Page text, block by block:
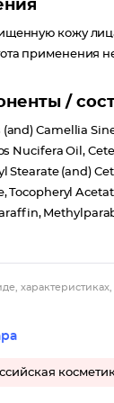
кожу
применения
/
Camellia
Nucifera Oil,
Stearate (and)
Tocopheryl
характеристиках,